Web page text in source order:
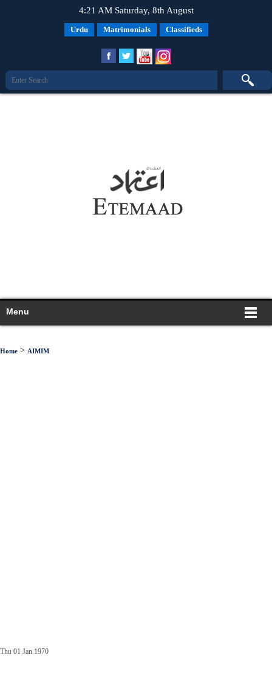
4:21 AM Saturday, 8th August
Urdu Matrimonials Classifieds
Menu
Home > AIMIM
Thu 01 Jan 1970